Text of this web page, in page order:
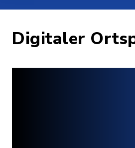
Digitaler